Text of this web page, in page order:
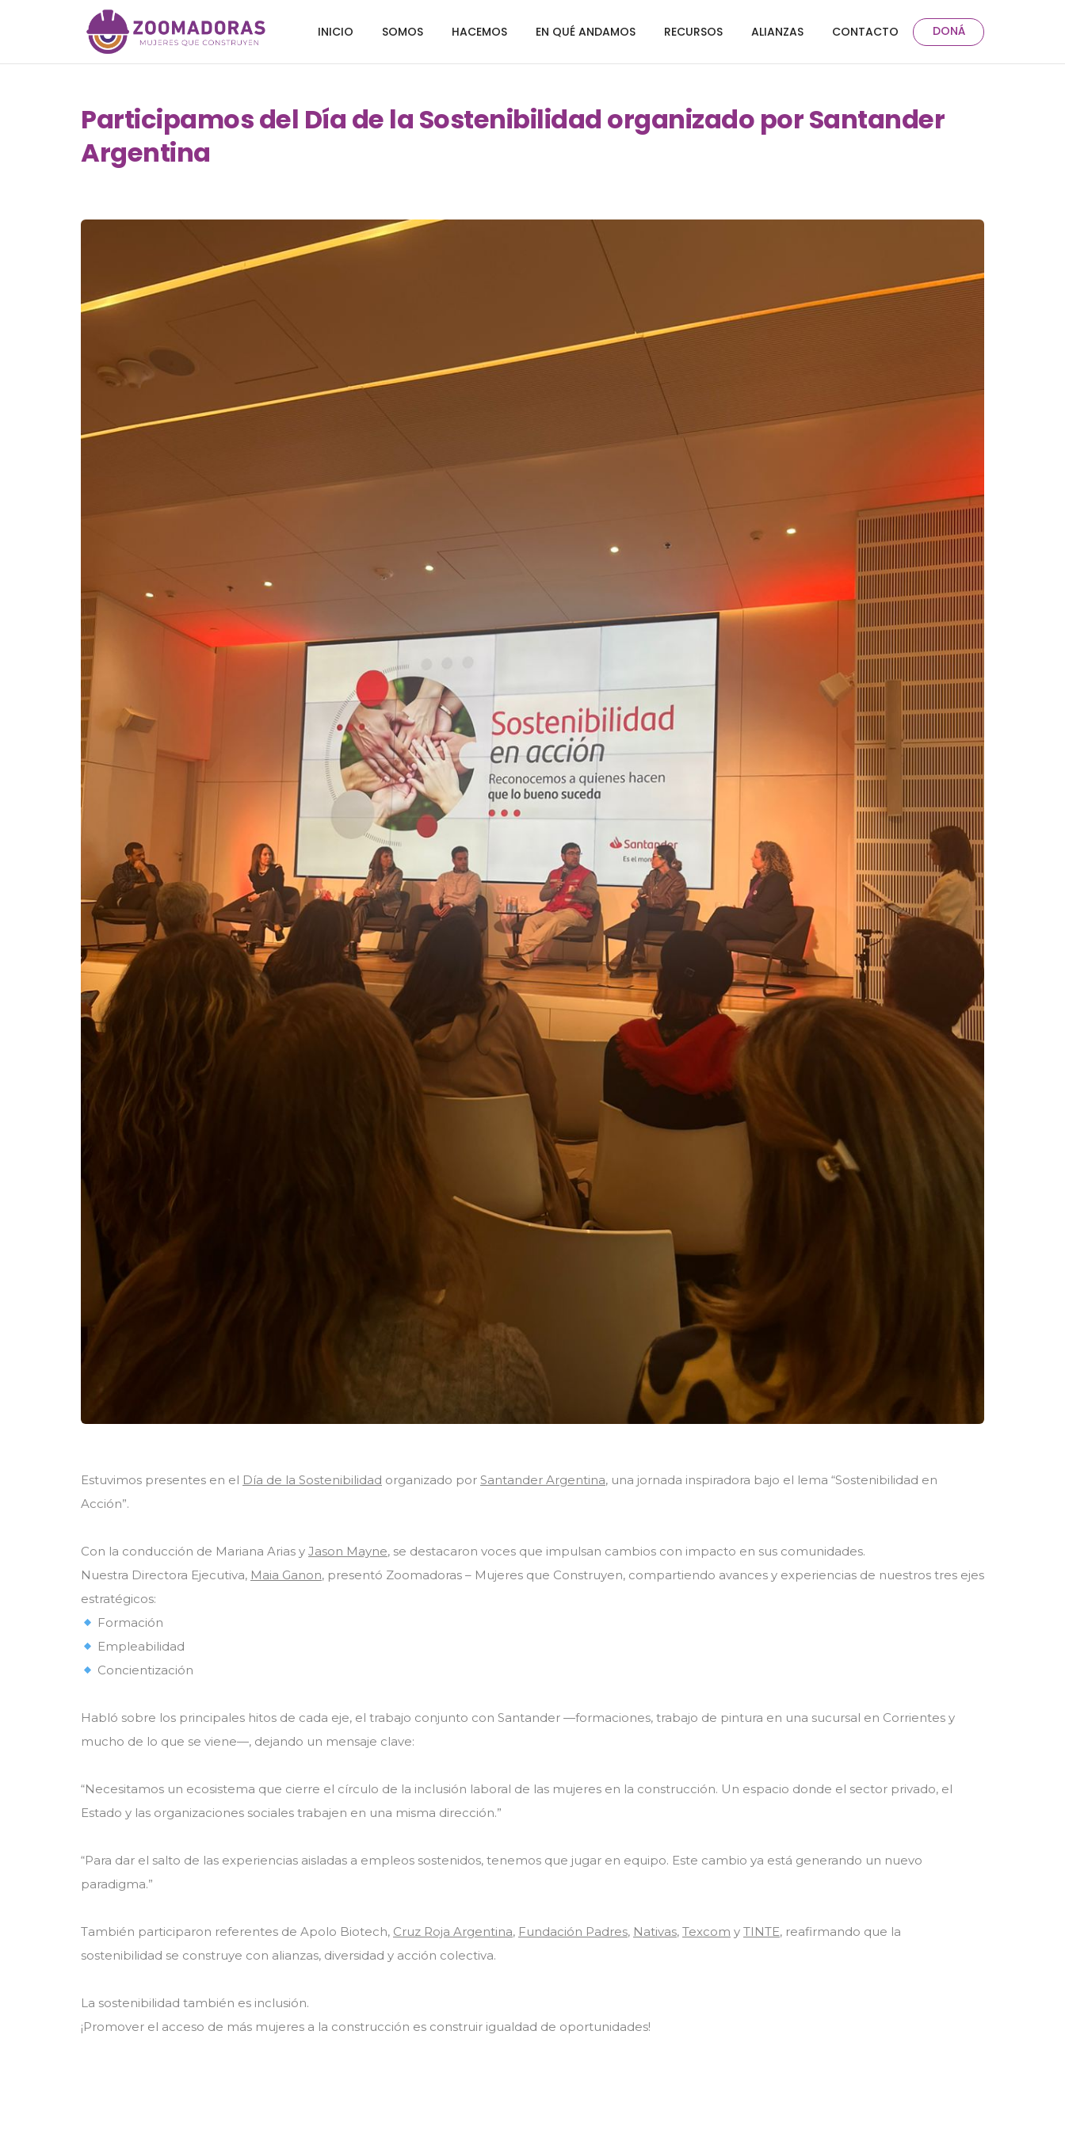
INICIO SOMOS HACEMOS EN QUÉ ANDAMOS RECURSOS ALIANZAS CONTACTO DONÁ
Participamos del Día de la Sostenibilidad organizado por Santander
Argentina
Estuvimos presentes en el Día de la Sostenibilidad organizado por Santander Argentina, una jornada inspiradora bajo el lema “Sostenibilidad en
Acción”.
Con la conducción de Mariana Arias y Jason Mayne, se destacaron voces que impulsan cambios con impacto en sus comunidades.
Nuestra Directora Ejecutiva, Maia Ganon, presentó Zoomadoras – Mujeres que Construyen, compartiendo avances y experiencias de nuestros tres ejes
estratégicos:
Formación
Empleabilidad
Concientización
Habló sobre los principales hitos de cada eje, el trabajo conjunto con Santander —formaciones, trabajo de pintura en una sucursal en Corrientes y
mucho de lo que se viene—, dejando un mensaje clave:
“Necesitamos un ecosistema que cierre el círculo de la inclusión laboral de las mujeres en la construcción. Un espacio donde el sector privado, el
Estado y las organizaciones sociales trabajen en una misma dirección.”
“Para dar el salto de las experiencias aisladas a empleos sostenidos, tenemos que jugar en equipo. Este cambio ya está generando un nuevo
paradigma.”
También participaron referentes de Apolo Biotech, Cruz Roja Argentina, Fundación Padres, Nativas, Texcom y TINTE, reafirmando que la
sostenibilidad se construye con alianzas, diversidad y acción colectiva.
La sostenibilidad también es inclusión.
¡Promover el acceso de más mujeres a la construcción es construir igualdad de oportunidades!